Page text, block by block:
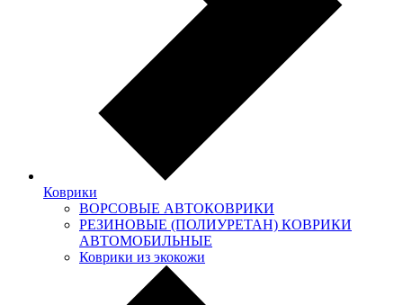
Коврики
ВОРСОВЫЕ АВТОКОВРИКИ
РЕЗИНОВЫЕ (ПОЛИУРЕТАН) КОВРИКИ
АВТОМОБИЛЬНЫЕ
Коврики из экокожи